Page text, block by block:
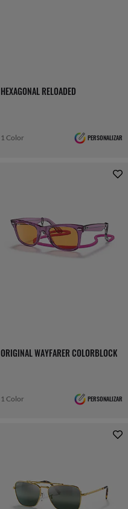
HEXAGONAL RELOADED
1 Color PERSONALIZAR
ORIGINAL WAYFARER COLORBLOCK
1 Color PERSONALIZAR